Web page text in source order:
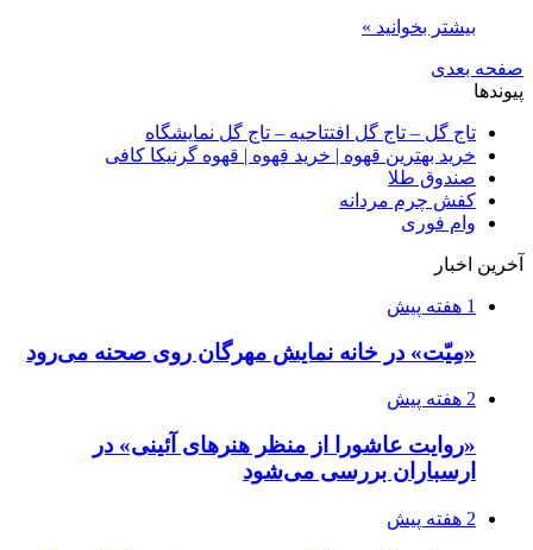
بیشتر بخوانید »
صفحه بعدی
پیوندها
تاج گل – تاج گل افتتاحیه – تاج گل نمایشگاه
خرید بهترین قهوه | خرید قهوه | قهوه گرنیکا کافی
صندوق طلا
کفش چرم مردانه
وام فوری
آخرین اخبار
1 هفته پیش
«مِیّت» در خانه نمایش مهرگان روی صحنه می‌رود
2 هفته پیش
«روایت عاشورا از منظر هنرهای آئینی» در
ارسباران بررسی می‌شود
2 هفته پیش